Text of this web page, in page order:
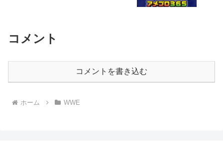
コメント
コメントを書き込む
ホーム WWE